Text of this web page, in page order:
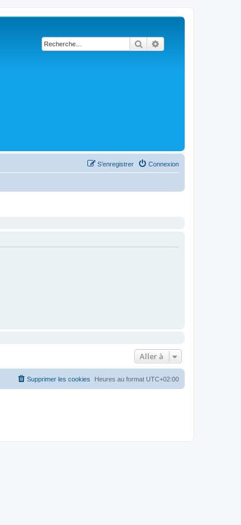
Rechercher
Connexion
S’enregistrer
Aller à
Heures au format UTC+02:00
Supprimer les cookies